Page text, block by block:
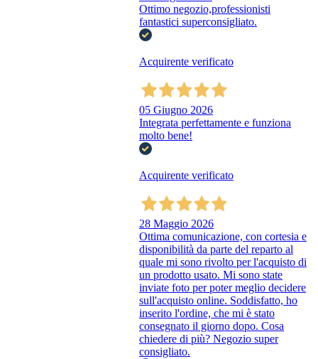
Ottimo negozio,professionisti
fantastici superconsigliato.
Acquirente verificato
05 Giugno 2026
Integrata perfettamente e funziona
molto bene!
Acquirente verificato
28 Maggio 2026
Ottima comunicazione, con cortesia e
disponibilità da parte del reparto al
quale mi sono rivolto per l'acquisto di
un prodotto usato. Mi sono state
inviate foto per poter meglio decidere
sull'acquisto online. Soddisfatto, ho
inserito l'ordine, che mi è stato
consegnato il giorno dopo. Cosa
chiedere di più? Negozio super
consigliato.